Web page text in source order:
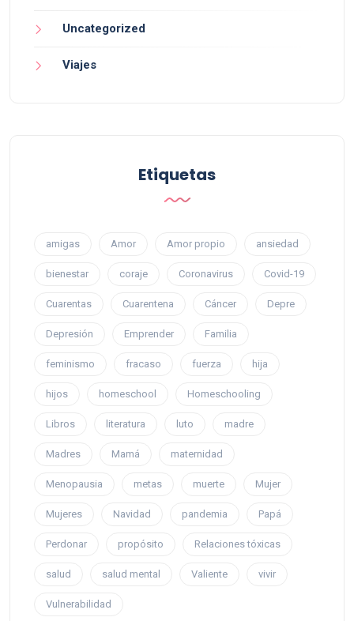
Uncategorized
Viajes
Etiquetas
amigas Amor Amor propio ansiedad
bienestar coraje Coronavirus Covid-19
Cuarentas Cuarentena Cáncer Depre
Depresión Emprender Familia
feminismo fracaso fuerza hija
hijos homeschool Homeschooling
Libros literatura luto madre
Madres Mamá maternidad
Menopausia metas muerte Mujer
Mujeres Navidad pandemia Papá
Perdonar propósito Relaciones tóxicas
salud salud mental Valiente vivir
Vulnerabilidad